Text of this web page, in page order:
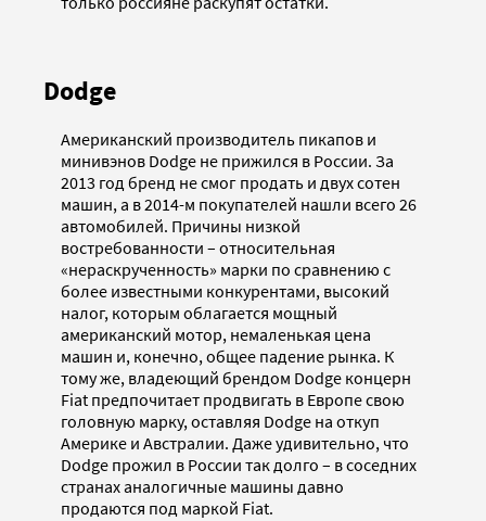
Dodge
Американский производитель пикапов и
минивэнов Dodge не прижился в России. За
2013 год бренд не смог продать и двух сотен
машин, а в 2014-м покупателей нашли всего 26
автомобилей. Причины низкой
востребованности – относительная
«нераскрученность» марки по сравнению с
более известными конкурентами, высокий
налог, которым облагается мощный
американский мотор, немаленькая цена
машин и, конечно, общее падение рынка. К
тому же, владеющий брендом Dodge концерн
Fiat предпочитает продвигать в Европе свою
головную марку, оставляя Dodge на откуп
Америке и Австралии. Даже удивительно, что
Dodge прожил в России так долго – в соседних
странах аналогичные машины давно
продаются под маркой Fiat.